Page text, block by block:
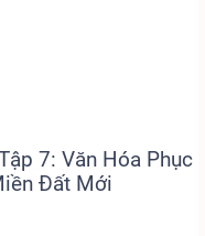
7: Văn Hóa Phục
Đất Mới